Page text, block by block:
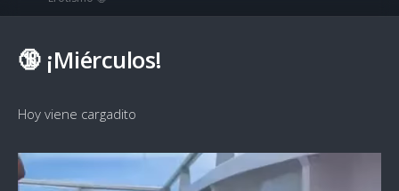
🔞 ¡Miérculos!
Hoy viene cargadito